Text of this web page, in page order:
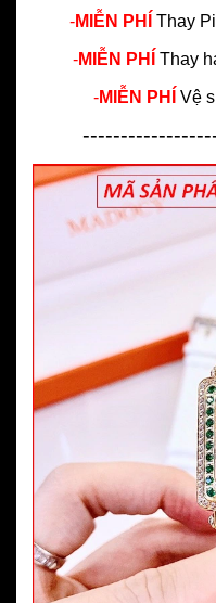
-MIỄN PHÍ Thay
-MIỄN PHÍ Thay
-MIỄN PHÍ Vệ